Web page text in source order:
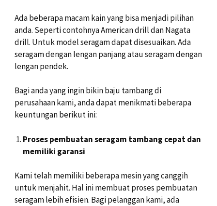
Ada beberapa macam kain yang bisa menjadi pilihan
anda. Seperti contohnya American drill dan Nagata
drill. Untuk model seragam dapat disesuaikan. Ada
seragam dengan lengan panjang atau seragam dengan
lengan pendek.
Bagi anda yang ingin bikin baju tambang di
perusahaan kami, anda dapat menikmati beberapa
keuntungan berikut ini:
Proses pembuatan seragam tambang cepat dan
memiliki garansi
Kami telah memiliki beberapa mesin yang canggih
untuk menjahit. Hal ini membuat proses pembuatan
seragam lebih efisien. Bagi pelanggan kami, ada